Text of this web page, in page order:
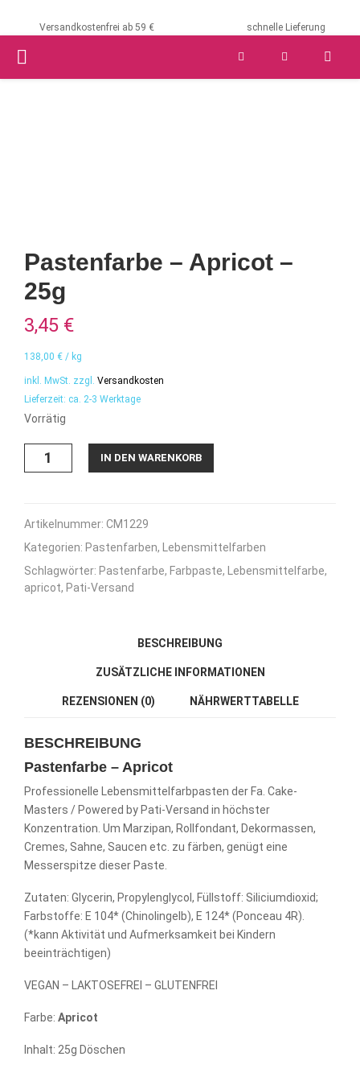
Versandkostenfrei ab 59 € schnelle Lieferung
PRIMARY
Pastenfarbe – Apricot –
25g
3,45 €
138,00 € / kg
inkl. MwSt. zzgl. Versandkosten
Lieferzeit: ca. 2-3 Werktage
Vorrätig
Pastenfarbe
25g
IN DEN WARENKORB
Artikelnummer: CM1229
Kategorien: Pastenfarben, Lebensmittelfarben
Schlagwörter: Pastenfarbe, Farbpaste, Lebensmittelfarbe,
apricot, Pati-Versand
BESCHREIBUNG
ZUSÄTZLICHE INFORMATIONEN
REZENSIONEN (0) NÄHRWERTTABELLE
BESCHREIBUNG
Pastenfarbe – Apricot
Professionelle Lebensmittelfarbpasten der Fa. Cake-
Masters / Powered by Pati-Versand in höchster
Konzentration. Um Marzipan, Rollfondant, Dekormassen,
Cremes, Sahne, Saucen etc. zu färben, genügt eine
Messerspitze dieser Paste.
Zutaten: Glycerin, Propylenglycol, Füllstoff: Siliciumdioxid;
Farbstoffe: E 104* (Chinolingelb), E 124* (Ponceau 4R).
(*kann Aktivität und Aufmerksamkeit bei Kindern
beeinträchtigen)
VEGAN – LAKTOSEFREI – GLUTENFREI
Farbe: Apricot
Inhalt: 25g Döschen